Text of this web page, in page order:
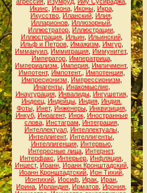
Икинс
Икона, Иконы, Икра,
Икусство Иланский Илия
Илларионов Иллюзорный
Иллюстратор Иллюстрации
Иллюстрация, Ильин, Ильинский,
Ильф и Петров, Имажизм Имгур,
Иммануил Иммиграция Иммунитет,
Император, Императрица,
Империализм
Империя Импичмент,
Импотент, Импотент. Импотенция,
Импресионизм
Импрессионизм
Инагенты, Инакомыслие,
Инаугурация, Инвалиды, Ингушетия,
Индеец, Индейцы, Индия, Индия.
Фоты, Инет, Инженеры, Инквизиция,
Инкуб, Иноагент, Инок, Иностранные
слова, Инстаграм Интеграция,
Интеллектуал, Интеллектуалы,
Интеллигент, Интеллигенты
Интеллигенция, Интервью,
Интересные лица Интернет,
Интерфакс
Интерьер Инфляция
Инцест, Иоанн, Иоанн Кронштадский,
Иоанн Кронштадтский Ион Тихий
Ионтихий Иосиф Ирак Иран
Ирина Ирландия Ирматов Ирония